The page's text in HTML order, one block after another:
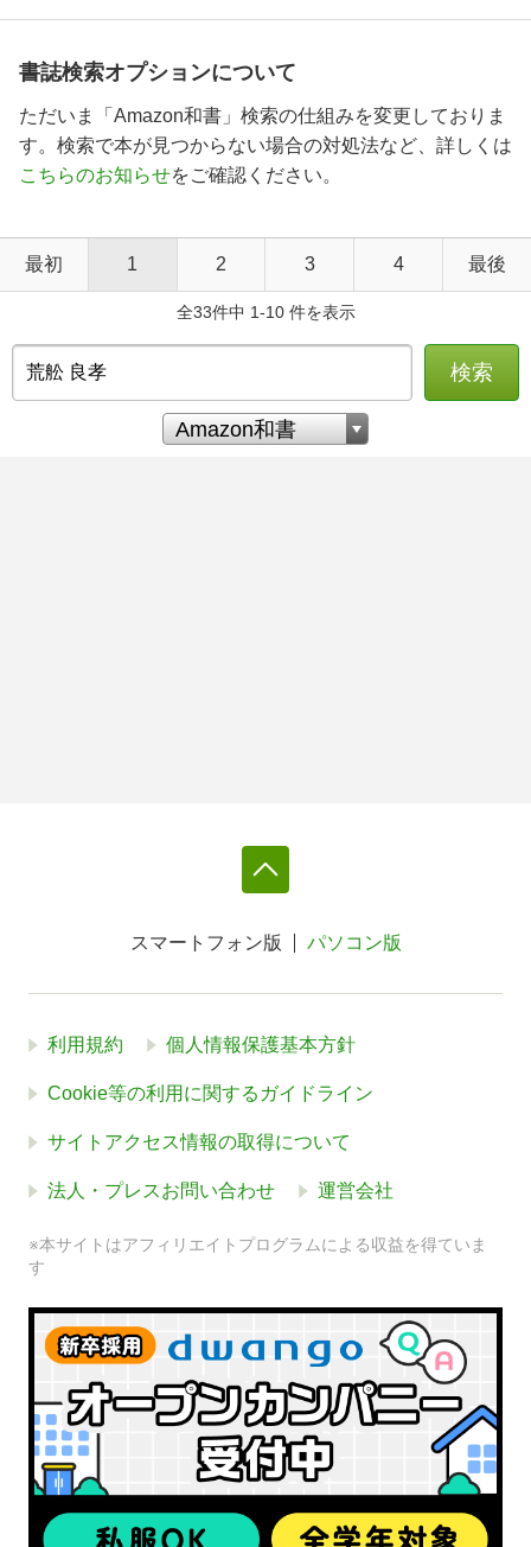
書誌検索オプションについて
ただいま「Amazon和書」検索の仕組みを変更しておりま
す。検索で本が見つからない場合の対処法など、詳しくは
こちらのお知らせをご確認ください。
最初 1 2 3 4 最後
全33件中 1-10 件を表示
検索
スマートフォン版 パソコン版
利用規約 個人情報保護基本方針
Cookie等の利用に関するガイドライン
サイトアクセス情報の取得について
法人・プレスお問い合わせ 運営会社
※本サイトはアフィリエイトプログラムによる収益を得ていま
す